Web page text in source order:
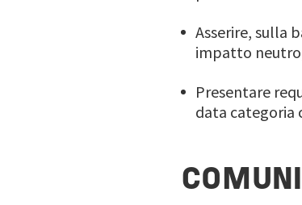
Asserire, sulla
impatto
Presentare
data categoria